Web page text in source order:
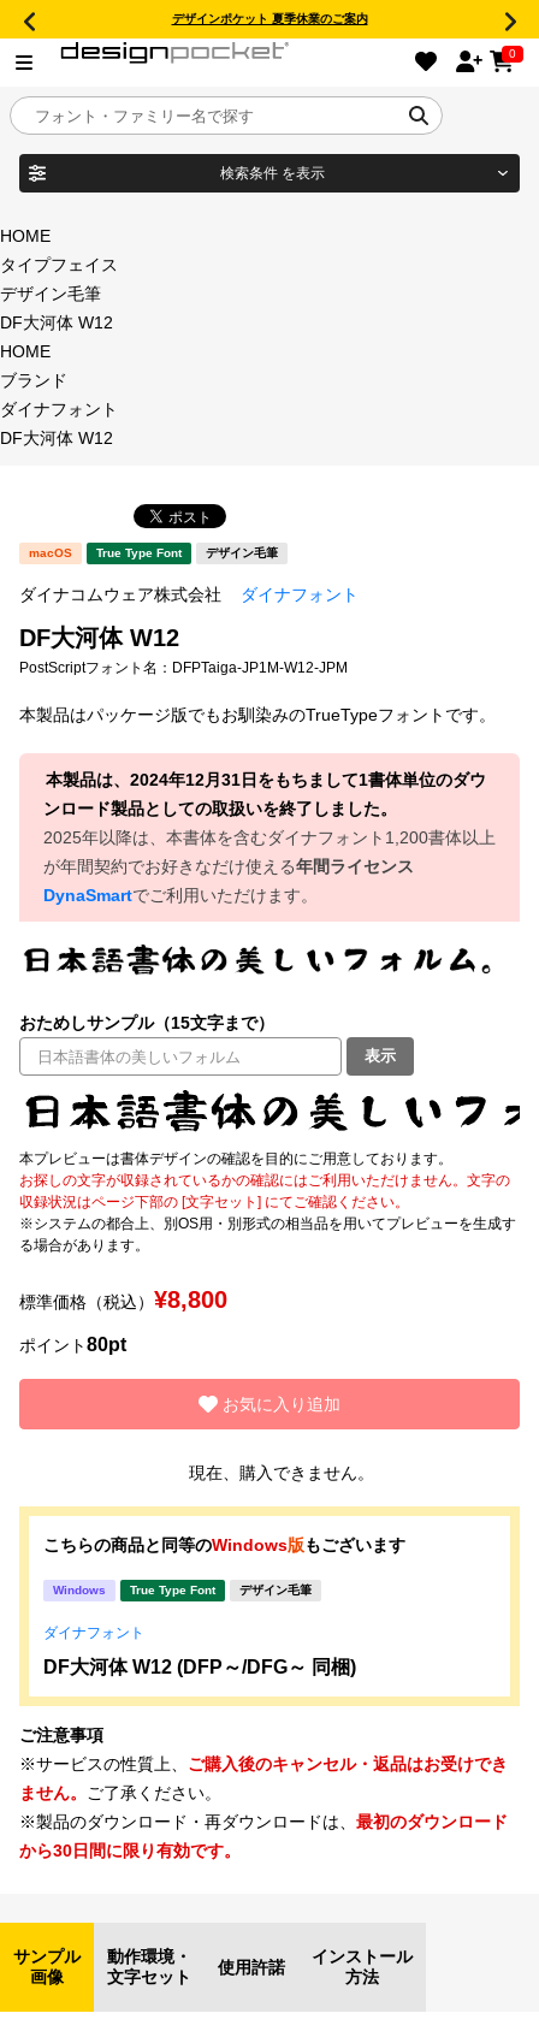
デザインポケット 夏季休業のご案内
0
目的別フォントガイド
特集
年間ライセンス商品
新着一覧
カート
マイページ
ご利用ガイド
検索条件 を表示
商品名
フォント形式
タイプフェイス
明朝体
宋朝体
教科書体 行書体
草書体 勘亭流
江戸文字 デザイン毛筆
すべてを表示
セット or 単体
文字種類
価格帯
リセット
HOME
タイプフェイス
デザイン毛筆
DF大河体 W12
HOME
ブランド
ダイナフォント
DF大河体 W12
macOS True Type Font デザイン毛筆
ダイナコムウェア株式会社 ダイナフォント
DF大河体 W12
PostScriptフォント名： DFPTaiga-JP1M-W12-JPM
本製品はパッケージ版でもお馴染みのTrueTypeフォントです。
本製品は、2024年12月31日をもちまして1書体単位のダウ
ンロード製品としての取扱いを終了しました。
2025年以降は、本書体を含むダイナフォント1,200書体以上
が年間契約でお好きなだけ使える年間ライセンス
DynaSmartでご利用いただけます。
おためしサンプル（15文字まで）
表示
本プレビューは書体デザインの確認を目的にご用意しております。
お探しの文字が収録されているかの確認にはご利用いただけません。文字の
収録状況はページ下部の [文字セット] にてご確認ください。
※システムの都合上、別OS用・別形式の相当品を用いてプレビューを生成す
る場合があります。
標準価格（税込） ¥8,800
ポイント80pt
お気に入り追加
現在、購入できません。
こちらの商品と同等のWindows版もございます
Windows True Type Font デザイン毛筆
ダイナフォント
DF大河体 W12 (DFP～/DFG～ 同梱)
ご注意事項
※サービスの性質上、 ご購入後のキャンセル・返品はお受けでき
ません。 ご了承ください。
※製品のダウンロード・再ダウンロードは、 最初のダウンロード
から30日間に限り有効です。
サンプル
画像
動作環境・
文字セット
使用許諾
インストール
方法